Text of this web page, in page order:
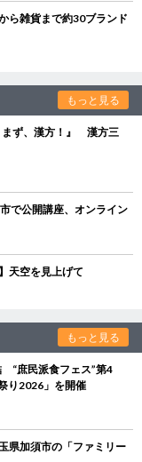
ら雑貨まで約30ブランド
もっと見る
まず、漢方！』 漢方三
で公開講座、オンライン
天空を見上げて
もっと見る
“庶民派食フェス”第4
り2026」を開催
県加須市の「ファミリー